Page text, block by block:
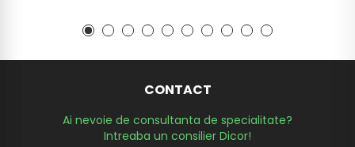
CONTACT
Ai nevoie de consultanta de specialitate?
Intreaba un consilier Dicor!